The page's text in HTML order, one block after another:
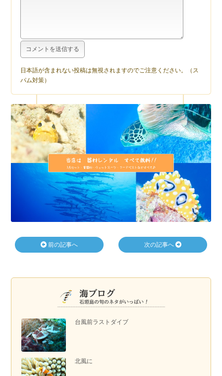
台風前ラストダイブ
北風に
日本語が含まれない投稿は無視されますのでご注意ください。（ス
パム対策）
前の記事へ 次の記事へ